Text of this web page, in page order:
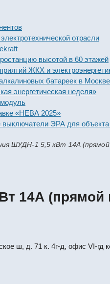
отрасли
высотой в 60 этажей
ЖКХ и электроэнергетики
батареек в Москве
неделя»
2025»
ЭРА для объекта
ШУДН-1 5,5 кВт 14А (прямой
14А (прямой
ш, д. 71 к. 4г-д, офис VI-гд